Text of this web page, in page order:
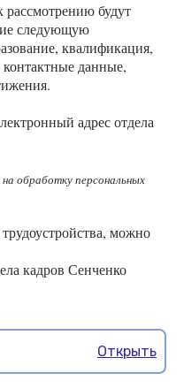
будут
следующую
квалификация,
данные,
адрес отдела
обработку персональных
можно
кадров Сенченко
Открыть